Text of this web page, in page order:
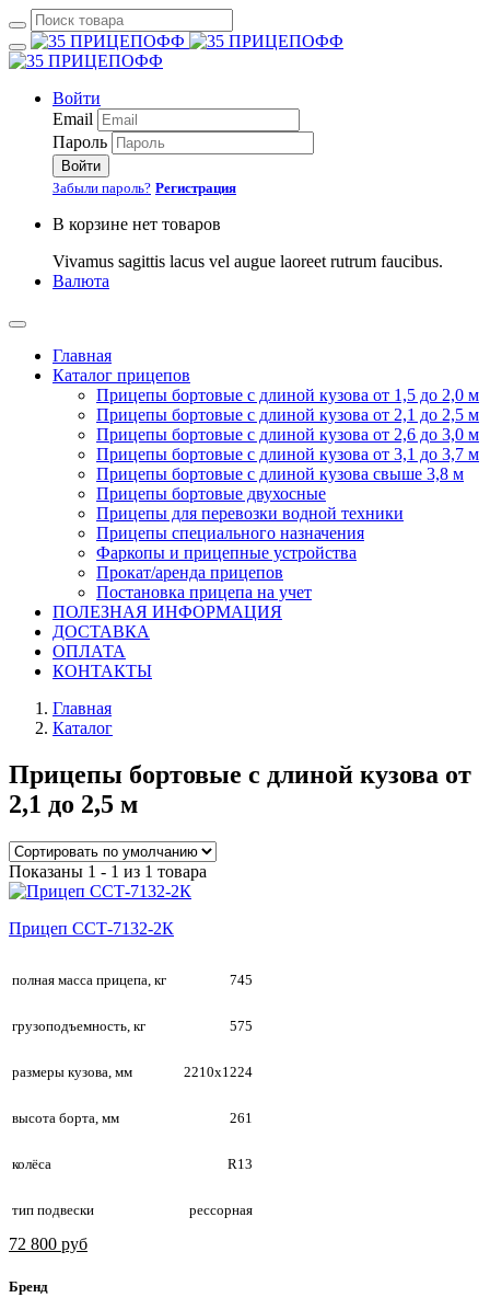
Войти
Email
Пароль
Войти
Забыли пароль? Регистрация
В корзине нет товаров
Vivamus sagittis lacus vel augue laoreet rutrum faucibus.
Валюта
Главная
Каталог прицепов
Прицепы бортовые с длиной кузова от 1,5 до 2,0 м
Прицепы бортовые с длиной кузова от 2,1 до 2,5 м
Прицепы бортовые с длиной кузова от 2,6 до 3,0 м
Прицепы бортовые с длиной кузова от 3,1 до 3,7 м
Прицепы бортовые с длиной кузова свыше 3,8 м
Прицепы бортовые двухосные
Прицепы для перевозки водной техники
Прицепы специального назначения
Фаркопы и прицепные устройства
Прокат/аренда прицепов
Постановка прицепа на учет
ПОЛЕЗНАЯ ИНФОРМАЦИЯ
ДОСТАВКА
ОПЛАТА
КОНТАКТЫ
Главная
Каталог
Прицепы бортовые с длиной кузова от
2,1 до 2,5 м
Показаны 1 - 1 из 1 товара
Прицеп ССТ-7132-2К
полная масса прицепа, кг 745
грузоподъемность, кг 575
размеры кузова, мм 2210х1224
высота борта, мм 261
колёса R13
тип подвески рессорная
72 800 руб
Бренд